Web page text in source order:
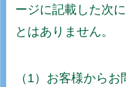
ージに記載した次
とはありません。
（1）お客様から